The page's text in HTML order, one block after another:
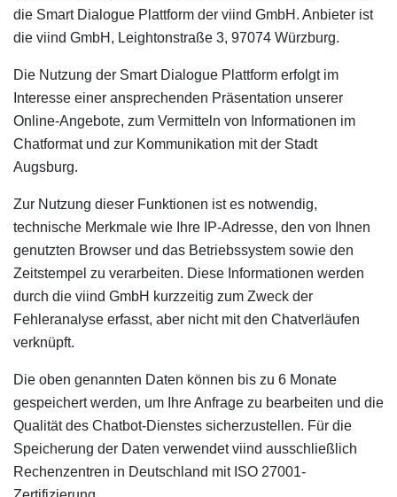
die Smart Dialogue Plattform der viind GmbH. Anbieter ist
die viind GmbH, Leightonstraße 3, 97074 Würzburg.
Die Nutzung der Smart Dialogue Plattform erfolgt im
Interesse einer ansprechenden Präsentation unserer
Online-Angebote, zum Vermitteln von Informationen im
Chatformat und zur Kommunikation mit der Stadt
Augsburg.
Zur Nutzung dieser Funktionen ist es notwendig,
technische Merkmale wie Ihre IP-Adresse, den von Ihnen
genutzten Browser und das Betriebssystem sowie den
Zeitstempel zu verarbeiten. Diese Informationen werden
durch die viind GmbH kurzzeitig zum Zweck der
Fehleranalyse erfasst, aber nicht mit den Chatverläufen
verknüpft.
Die oben genannten Daten können bis zu 6 Monate
gespeichert werden, um Ihre Anfrage zu bearbeiten und die
Qualität des Chatbot-Dienstes sicherzustellen. Für die
Speicherung der Daten verwendet viind ausschließlich
Rechenzentren in Deutschland mit ISO 27001-